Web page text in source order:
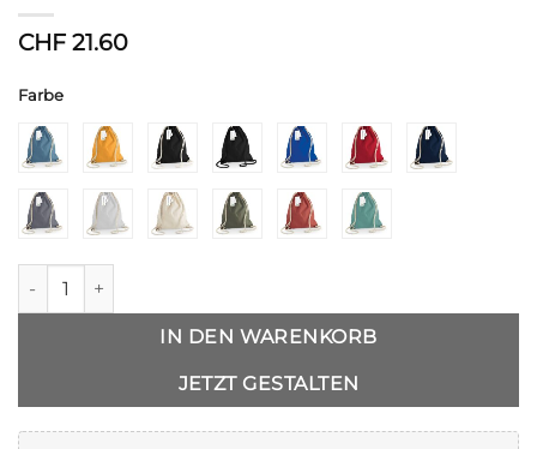
CHF 21.60
Farbe
Turnbeutel Organic Gymsac EarthAware™ Menge
IN DEN WARENKORB
JETZT GESTALTEN
Alternative: